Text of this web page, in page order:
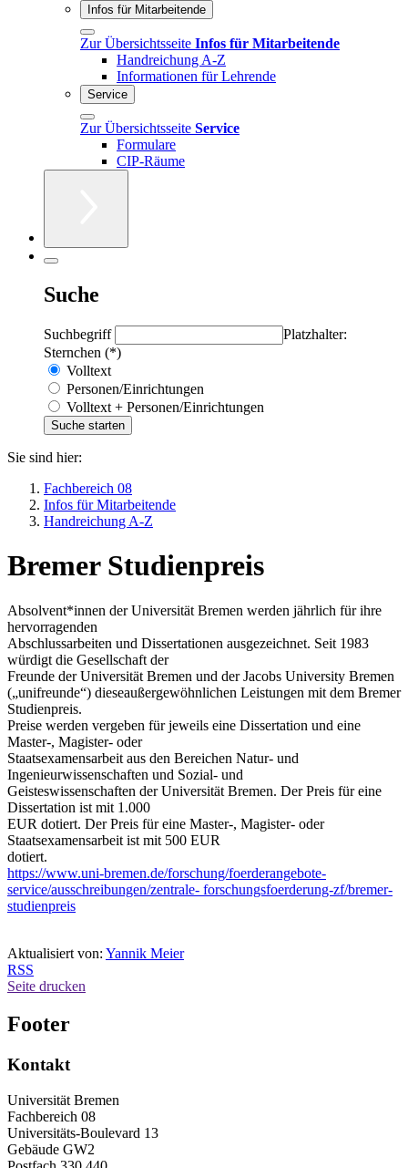
Infos für Mitarbeitende
Zur Übersichtsseite Infos für Mitarbeitende
Handreichung A-Z
Informationen für Lehrende
Service
Zur Übersichtsseite Service
Formulare
CIP-Räume
Suche
Suchbegriff
Platzhalter:
Sternchen (*)
Volltext
Personen/Einrichtungen
Volltext + Personen/Einrichtungen
Sie sind hier:
Fachbereich 08
Infos für Mitarbeitende
Handreichung A-Z
Bremer Studienpreis
Absolvent*innen der Universität Bremen werden jährlich für ihre
hervorragenden
Abschlussarbeiten und Dissertationen ausgezeichnet. Seit 1983
würdigt die Gesellschaft der
Freunde der Universität Bremen und der Jacobs University Bremen
(„unifreunde“) dieseaußergewöhnlichen Leistungen mit dem Bremer
Studienpreis.
Preise werden vergeben für jeweils eine Dissertation und eine
Master-, Magister- oder
Staatsexamensarbeit aus den Bereichen Natur- und
Ingenieurwissenschaften und Sozial- und
Geisteswissenschaften der Universität Bremen. Der Preis für eine
Dissertation ist mit 1.000
EUR dotiert. Der Preis für eine Master-, Magister- oder
Staatsexamensarbeit ist mit 500 EUR
dotiert.
https://www.uni-bremen.de/forschung/foerderangebote-
service/ausschreibungen/zentrale- forschungsfoerderung-zf/bremer-
studienpreis
Aktualisiert von: Yannik Meier
RSS
Seite drucken
Footer
Kontakt
Universität Bremen
Fachbereich 08
Universitäts-Boulevard 13
Gebäude GW2